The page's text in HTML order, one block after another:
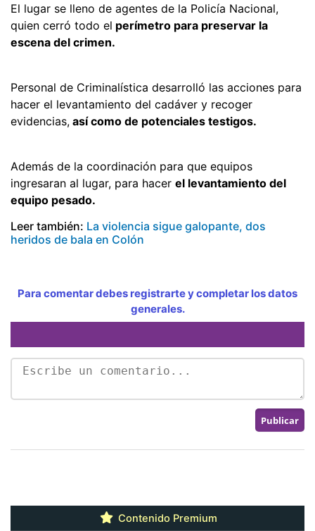
El lugar se lleno de agentes de la Policía Nacional,
quien cerró todo el perímetro para preservar la
escena del crimen.
Personal de Criminalística desarrolló las acciones para
hacer el levantamiento del cadáver y recoger
evidencias, así como de potenciales testigos.
Además de la coordinación para que equipos
ingresaran al lugar, para hacer el levantamiento del
equipo pesado.
Leer también: La violencia sigue galopante, dos
heridos de bala en Colón
Para comentar debes registrarte y completar los datos
generales.
Contenido Premium